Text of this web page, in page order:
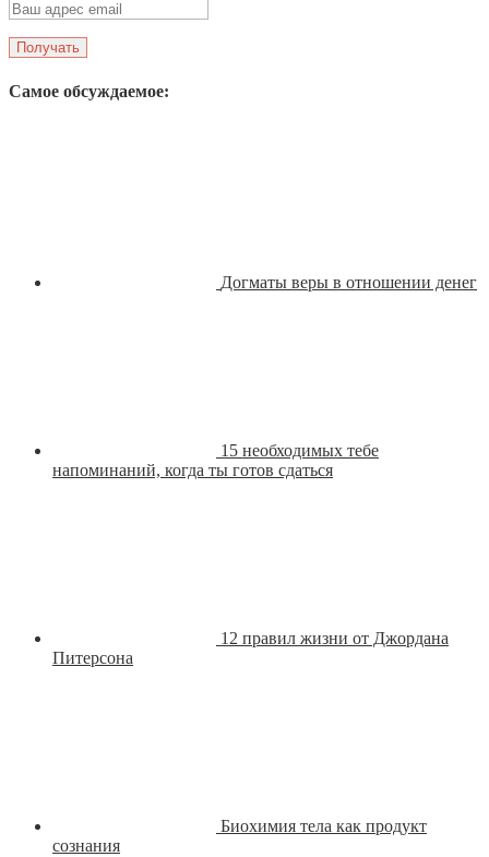
Самое обсуждаемое:
Догматы веры в отношении денег
15 необходимых тебе
напоминаний, когда ты готов сдаться
12 правил жизни от Джордана
Питерсона
Биохимия тела как продукт
сознания